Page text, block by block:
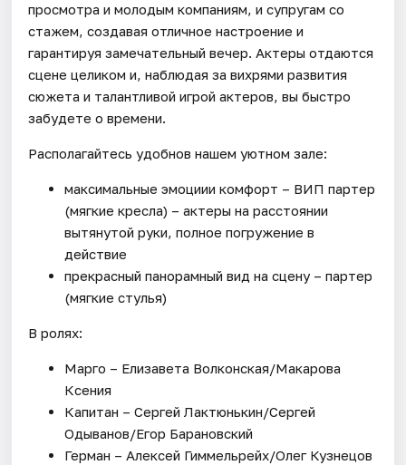
просмотра и молодым компаниям, и супругам со
стажем, создавая отличное настроение и
гарантируя замечательный вечер. Актеры отдаются
сцене целиком и, наблюдая за вихрями развития
сюжета и талантливой игрой актеров, вы быстро
забудете о времени.
Располагайтесь удобнов нашем уютном зале:
максимальные эмоциии комфорт – ВИП партер
(мягкие кресла) – актеры на расстоянии
вытянутой руки, полное погружение в
действие
прекрасный панорамный вид на сцену – партер
(мягкие стулья)
В ролях:
Марго – Елизавета Волконская/Макарова
Ксения
Капитан – Сергей Лактюнькин/Сергей
Одыванов/Егор Барановский
Герман – Алексей Гиммельрейх/Олег Кузнецов